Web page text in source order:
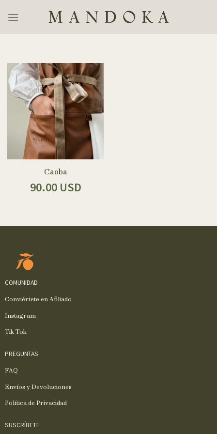
Caoba
90.00 USD
COMUNIDAD
Conviértete en Afiliado
Instagram
Tik Tok
PREGUNTAS
FAQ
Envíos y Devoluciones
Política de Privacidad
SUSCRÍBETE